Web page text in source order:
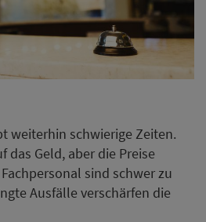
weiterhin schwierige Zeiten.
das Geld, aber die Preise
sind schwer zu
Ausfälle verschärfen die